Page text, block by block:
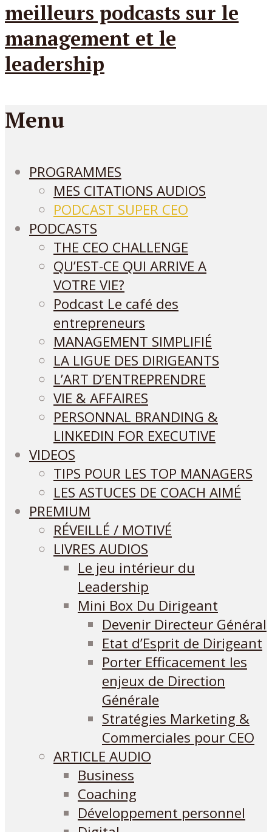
Menu
PROGRAMMES
MES CITATIONS AUDIOS
PODCAST SUPER CEO
PODCASTS
THE CEO CHALLENGE
QU’EST-CE QUI ARRIVE A
VOTRE VIE?
Podcast Le café des
entrepreneurs
MANAGEMENT SIMPLIFIÉ
LA LIGUE DES DIRIGEANTS
L’ART D’ENTREPRENDRE
VIE & AFFAIRES
PERSONNAL BRANDING &
LINKEDIN FOR EXECUTIVE
VIDEOS
TIPS POUR LES TOP MANAGERS
LES ASTUCES DE COACH AIMÉ
PREMIUM
RÉVEILLÉ / MOTIVÉ
LIVRES AUDIOS
Le jeu intérieur du
Leadership
Mini Box Du Dirigeant
Devenir Directeur Général
Etat d’Esprit de Dirigeant
Porter Efficacement les
enjeux de Direction
Générale
Stratégies Marketing &
Commerciales pour CEO
ARTICLE AUDIO
Business
Coaching
Développement personnel